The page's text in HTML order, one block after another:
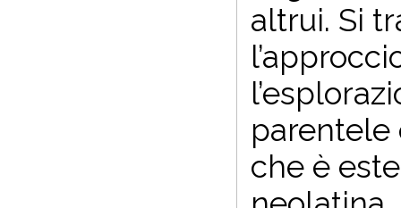
altrui. Si
parentele
che è